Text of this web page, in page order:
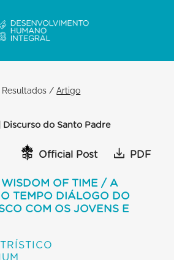
/Artigo
Discurso do Santo Padre
Official Post PDF
WISDOM OF TIME / A
TEMPO DIÁLOGO DO
COM OS JOVENS E